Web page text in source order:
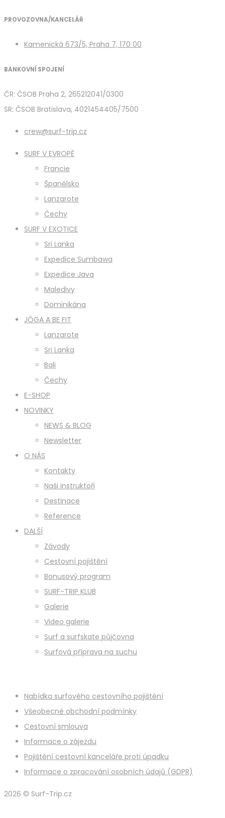
PROVOZOVNA/KANCELÁŘ
Kamenická 673/5, Praha 7, 170 00
BANKOVNÍ SPOJENÍ
ČR: ČSOB Praha 2, 265212041/0300
SR: ČSOB Bratislava, 4021454405/7500
crew@surf-trip.cz
SURF V EVROPĚ
Francie
Španělsko
Lanzarote
Čechy
SURF V EXOTICE
Sri Lanka
Expedice Sumbawa
Expedice Java
Maledivy
Dominikána
JÓGA A BE FIT
Lanzarote
Sri Lanka
Bali
Čechy
E-SHOP
NOVINKY
NEWS & BLOG
Newsletter
O NÁS
Kontakty
Naši instruktoři
Destinace
Reference
DALŠÍ
Závody
Cestovní pojištění
Bonusový program
SURF-TRIP KLUB
Galerie
Video galerie
Surf a surfskate půjčovna
Surfová příprava na suchu
Nabídka surfového cestovního pojištění
Všeobecné obchodní podmínky
Cestovní smlouva
Informace o zájezdu
Pojištění cestovní kanceláře proti úpadku
Informace o zpracování osobních údajů (GDPR)
2026 © Surf-Trip.cz